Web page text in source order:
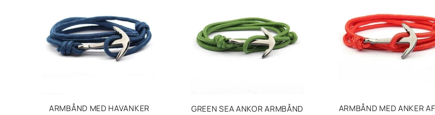
ARMBÅND MED HAVANKER GREEN SEA ANKOR ARMBÅND ARMBÅND MED ANKER